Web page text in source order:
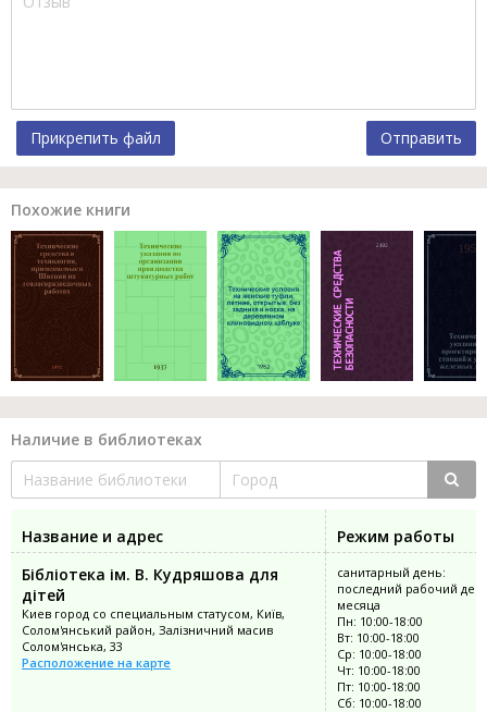
Прикрепить файл Отправить
Похожие книги
Наличие в библиотеках
Название и адрес
Режим работы
Бібліотека ім. В. Кудряшова для
дітей
Киев город со специальным статусом, Київ,
Солом'янський район, Залізничний масив
Солом'янська, 33
Расположение на карте
санитарный день:
последний рабочий
месяца
Пн: 10:00-18:00
Вт: 10:00-18:00
Ср: 10:00-18:00
Чт: 10:00-18:00
Пт: 10:00-18:00
Сб: 10:00-18:00